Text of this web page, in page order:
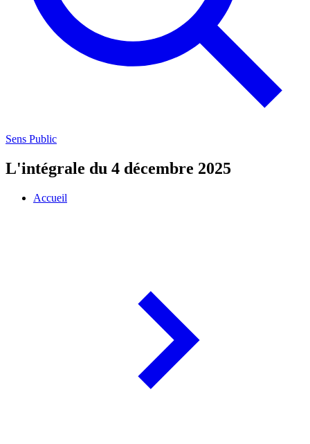
Sens Public
L'intégrale du 4 décembre 2025
Accueil